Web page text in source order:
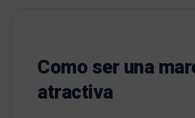
Como ser una
atractiva